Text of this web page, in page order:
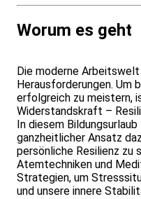
Worum es geht
Die moderne
Herausforderungen. Um
erfolgreich zu meistern,
Widerstandskraft –
In diesem
ganzheitlicher Ansatz
persönliche Resilienz zu
Atemtechniken und
Strategien, um
und unsere innere